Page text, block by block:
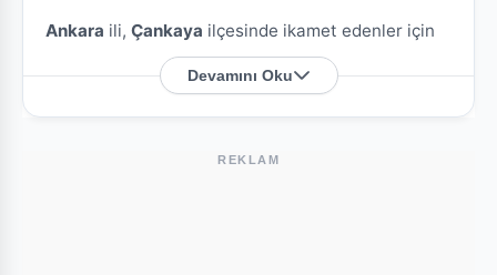
Ankara ili, Çankaya ilçesinde ikamet edenler için
Anadolu Tat Gurme Market Yaşamkent
özel en güncel indirim broşürlerini ve aktüel ürün
fırsatlarını bu sayfada derledik.
Anadolu Tat Gurme Market Yaşamkent
Devamını Oku
REKLAM